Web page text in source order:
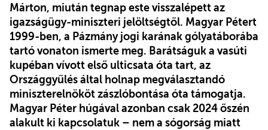
Márton, miután tegnap este visszalépett az
igazságügy-miniszteri jelöltségtől. Magyar Pétert
1999-ben, a Pázmány jogi karának gólyatáborába
tartó vonaton ismerte meg. Barátságuk a vasúti
kupéban vívott első ulticsata óta tart, az
Országgyűlés által holnap megválasztandó
miniszterelnököt zászlóbontása óta támogatja.
Magyar Péter húgával azonban csak 2024 őszén
alakult ki kapcsolatuk – nem a sógorság miatt